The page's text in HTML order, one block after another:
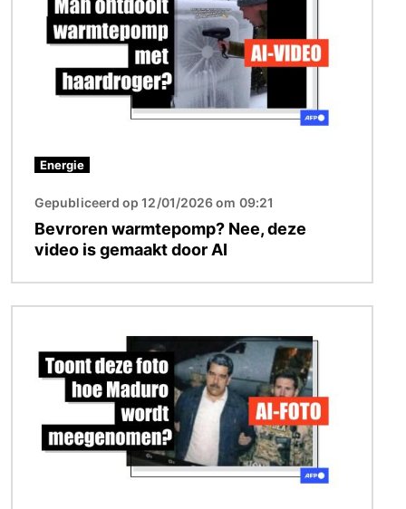
Energie
Gepubliceerd op 12/01/2026 om 09:21
Bevroren warmtepomp? Nee, deze
video is gemaakt door AI